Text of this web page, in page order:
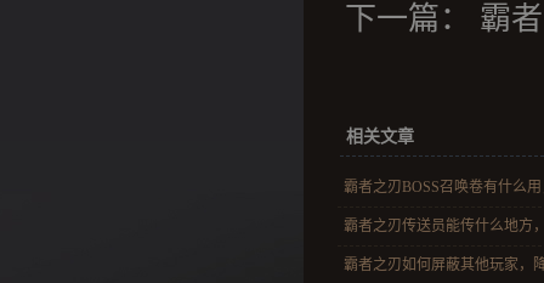
下一篇：
霸
相关文章
霸者之刃BOSS召唤卷有什么
霸者之刃传送员能传什么地方
霸者之刃如何屏蔽其他玩家，